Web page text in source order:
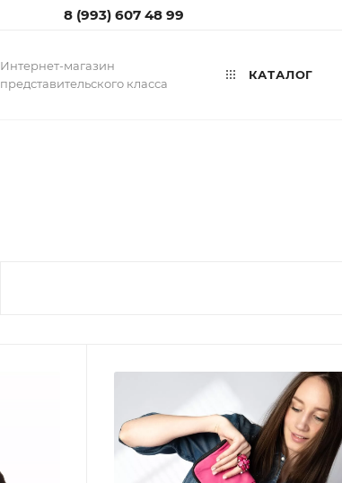
8 (993) 607 48 99
Интернет-магазин
представительского класса
КАТАЛОГ